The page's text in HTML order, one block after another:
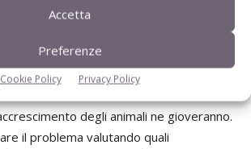
Accetta
Preferenze
Cookie Policy Privacy Policy
tecnica di gestione. Per avere il
sulla malattia serve un impegno
dei mangimisti, dell’allevatore e del
una routine adeguata in
degli animali ne gioveranno.
il problema valutando quali